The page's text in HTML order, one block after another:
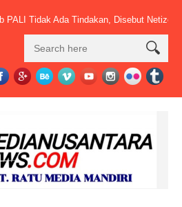
Ada Tindakan, Disebut Netizen”